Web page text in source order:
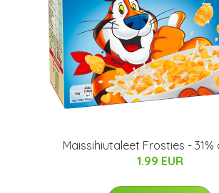
Maissihiutaleet Frosties - 31%
1.99 EUR